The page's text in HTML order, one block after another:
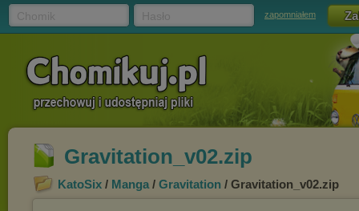
zapomniałem
Gravitation_v02.zip
KatoSix / Manga / Gravitation / Gravitation_v02.zip